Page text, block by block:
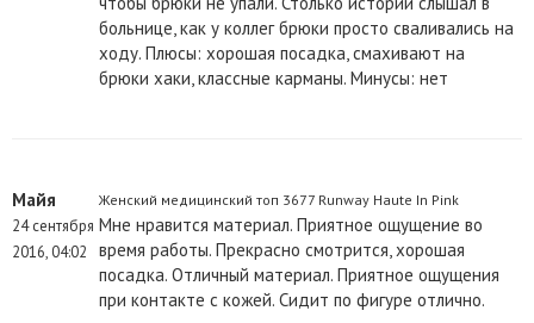
больнице, как у коллег брюки просто сваливались на
ходу. Плюсы: хорошая посадка, смахивают на
брюки хаки, классные карманы. Минусы: нет
Майя
24 сентября
2016, 04:02
Женский медицинский топ 3677 Runway Haute In Pink
Мне нравится материал. Приятное ощущение во
время работы. Прекрасно смотрится, хорошая
посадка. Отличный материал. Приятное ощущения
при контакте с кожей. Сидит по фигуре отлично.